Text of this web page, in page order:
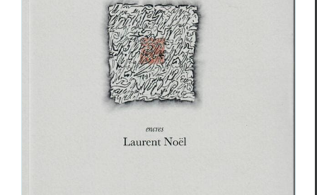
Marie-Josée Christien,
Critiques Marie-Josée Christien